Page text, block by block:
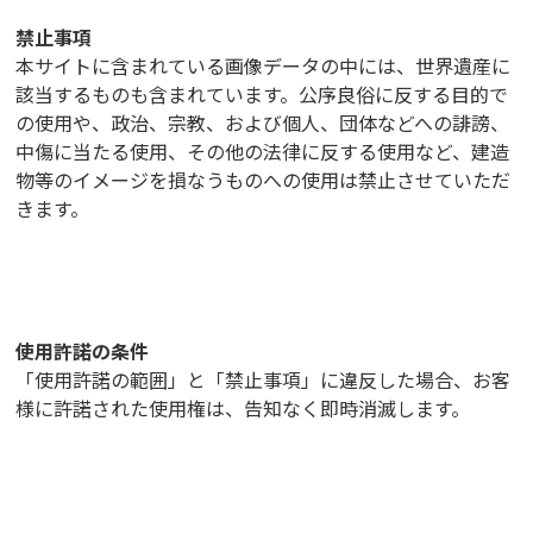
禁止事項
本サイトに含まれている画像データの中には、世界遺産に
該当するものも含まれています。公序良俗に反する目的で
の使用や、政治、宗教、および個人、団体などへの誹謗、
中傷に当たる使用、その他の法律に反する使用など、建造
物等のイメージを損なうものへの使用は禁止させていただ
きます。
使用許諾の条件
「使用許諾の範囲」と「禁止事項」に違反した場合、お客
様に許諾された使用権は、告知なく即時消滅します。